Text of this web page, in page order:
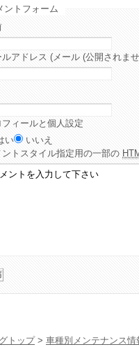
ントフォーム
ルアドレス (メール (公開されま
フィールと個人設定
い
いいえ
ト スタイル指定用の一部の
トップ> 車種別メンテナンス情